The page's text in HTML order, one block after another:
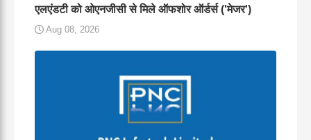
एलएंडटी को ओएनजीसी से मिले ऑफशोर ऑर्डर्स ('मेजर')
Aug 08, 2026